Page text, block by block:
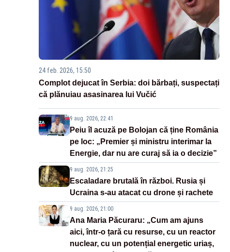
24 feb. 2026, 15:50
Complot dejucat în Serbia: doi bărbați, suspectați
că plănuiau asasinarea lui Vučić
9 aug. 2026, 22:41
Peiu îl acuză pe Bolojan că ține România
pe loc: „Premier și ministru interimar la
Energie, dar nu are curaj să ia o decizie”
9 aug. 2026, 21:25
Escaladare brutală în război. Rusia și
Ucraina s-au atacat cu drone și rachete
9 aug. 2026, 21:00
Ana Maria Păcuraru: „Cum am ajuns
aici, într-o țară cu resurse, cu un reactor
nuclear, cu un potențial energetic uriaș,